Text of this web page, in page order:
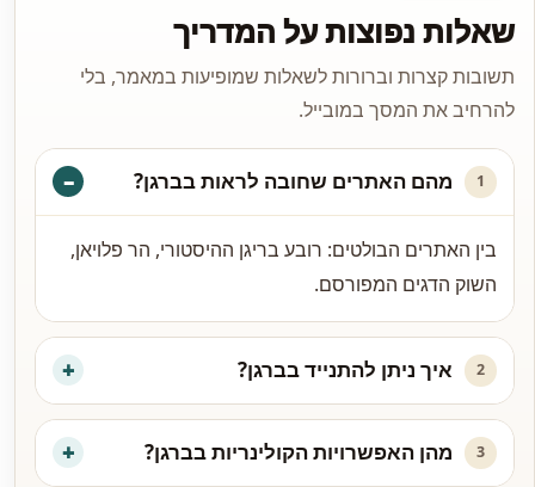
שאלות נפוצות על המדריך
תשובות קצרות וברורות לשאלות שמופיעות במאמר, בלי
להרחיב את המסך במובייל.
1 מהם האתרים שחובה לראות בברגן?
בין האתרים הבולטים: רובע בריגן ההיסטורי, הר פלויאן,
השוק הדגים המפורסם.
2 איך ניתן להתנייד בברגן?
3 מהן האפשרויות הקולינריות בברגן?